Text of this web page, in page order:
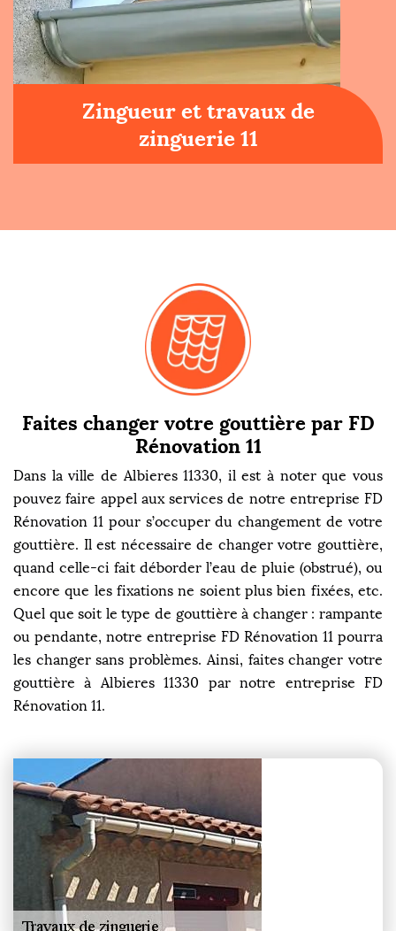
Zingueur et travaux de
zinguerie 11
Faites changer votre gouttière par FD
Rénovation 11
Dans la ville de Albieres 11330, il est à noter que vous
pouvez faire appel aux services de notre entreprise FD
Rénovation 11 pour s’occuper du changement de votre
gouttière. Il est nécessaire de changer votre gouttière,
quand celle-ci fait déborder l’eau de pluie (obstrué), ou
encore que les fixations ne soient plus bien fixées, etc.
Quel que soit le type de gouttière à changer : rampante
ou pendante, notre entreprise FD Rénovation 11 pourra
les changer sans problèmes. Ainsi, faites changer votre
gouttière à Albieres 11330 par notre entreprise FD
Rénovation 11.